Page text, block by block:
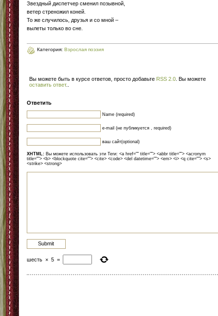
Звездный диспетчер сменил позывной,
ветер стреножил коней.
То же случилось, друзья и со мной –
вылеты только во сне.
Категория: Взрослая поэзия
Вы можете быть в курсе ответов, просто добавьте RSS 2.0 . Вы можете
оставить ответ.
Ответить
Name (required)
e-mail (не публикуется , required)
ваш сайт(optional)
XHTML: Вы можете использовать эти Теги: <a href="" title=""> <abbr title=""> <acronym
title=""> <b> <blockquote cite=""> <cite> <code> <del datetime=""> <em> <i> <q cite=""> <s>
<strike> <strong>
шесть × 5 =